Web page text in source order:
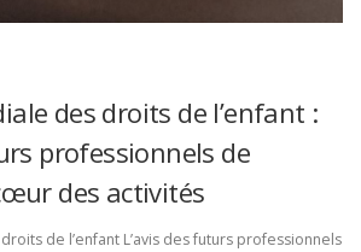
des droits de l’enfant :
professionnels de
des activités
de l’enfant L’avis des futurs professionnels